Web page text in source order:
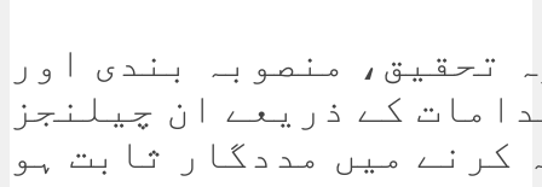
تحقیق، منصوبہ بندی اور
کے ذریعے ان چیلنجز
کرنے میں مددگار ثابت ہو